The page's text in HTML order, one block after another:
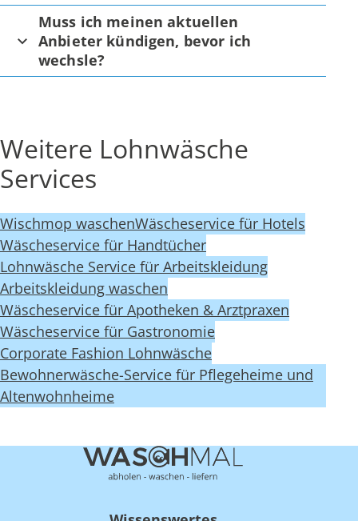
Muss ich meinen aktuellen
Anbieter kündigen, bevor ich
wechsle?
Weitere Lohnwäsche
Services
Wischmop waschenWäscheservice für Hotels
Wäscheservice für Handtücher
Lohnwäsche Service für Arbeitskleidung
Arbeitskleidung waschen
Wäscheservice für Apotheken & Arztpraxen
Wäscheservice für Gastronomie
Corporate Fashion Lohnwäsche
Bewohnerwäsche-Service für Pflegeheime und
Altenwohnheime